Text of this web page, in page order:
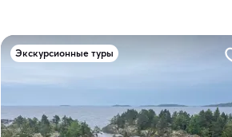
Экскурсионные туры